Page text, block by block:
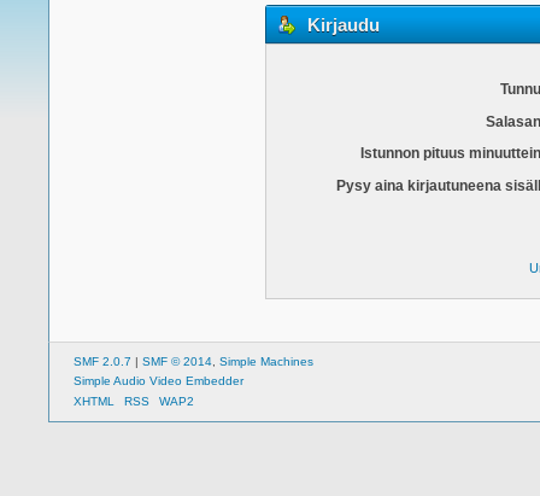
Kirjaudu
Istunnon pituus
Pysy aina kirjautuneena
SMF 2.0.7 | SMF © 2014 Simple Machines
Simple Audio Video Embedder
XHTML
RSS WAP2